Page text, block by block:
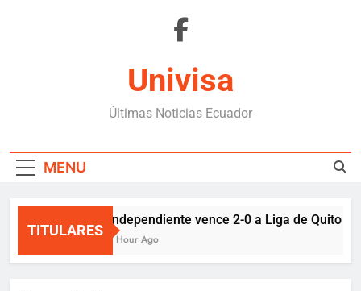
Univisa
Últimas Noticias Ecuador
MENU
TITULARES
Independiente vence 2-0 a Liga de Quito y
1 Hour Ago